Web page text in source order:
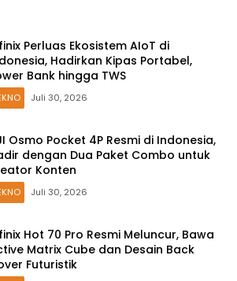
Perluas Ekosistem AIoT di
Hadirkan Kipas Portabel,
Bank hingga TWS
Juli 30, 2026
Osmo Pocket 4P Resmi di Indonesia,
dengan Dua Paket Combo untuk
Konten
Juli 30, 2026
Hot 70 Pro Resmi Meluncur, Bawa
Matrix Cube dan Desain Back
Futuristik